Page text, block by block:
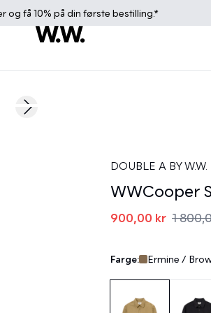
og få 10% på din første bestilling.*
Next slide
DOUBLE A BY
WWCooper
900,00 kr 1
Farge: Ermine /